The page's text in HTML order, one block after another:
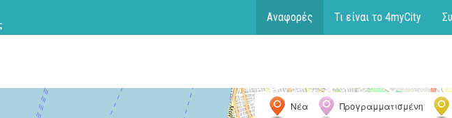
Αναφορές Τι είναι το 4myCity
Νέα Προγραμματισμένη